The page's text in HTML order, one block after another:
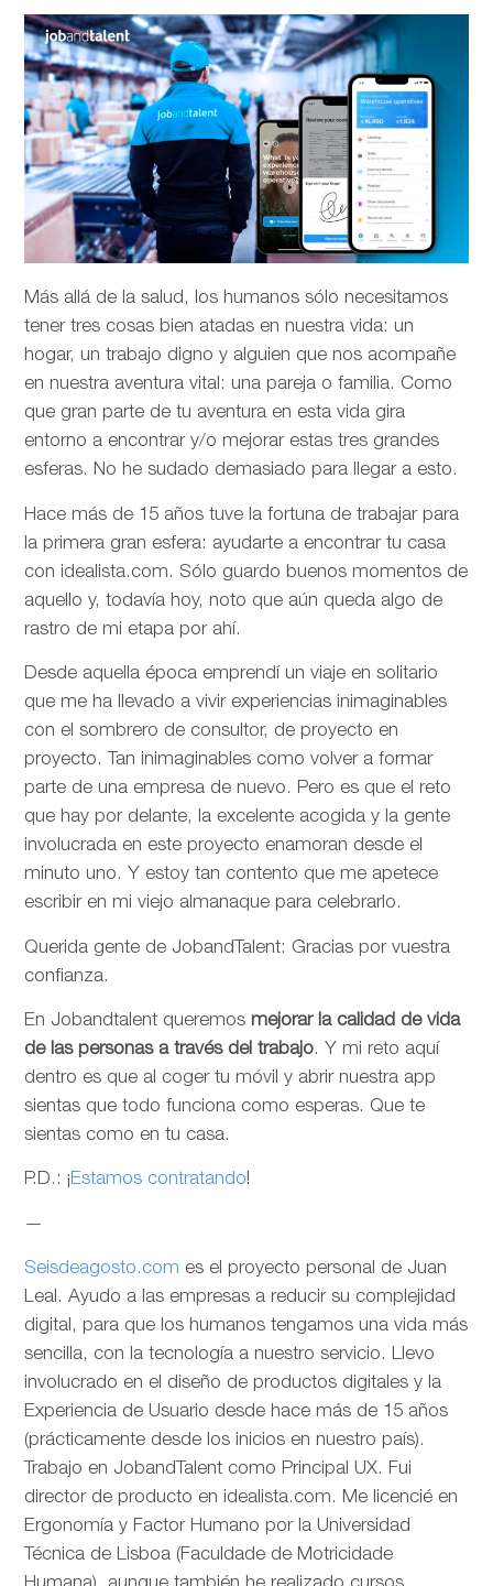
Más allá de la salud, los humanos sólo necesitamos
tener tres cosas bien atadas en nuestra vida: un
hogar, un trabajo digno y alguien que nos acompañe
en nuestra aventura vital: una pareja o familia. Como
que gran parte de tu aventura en esta vida gira
entorno a encontrar y/o mejorar estas tres grandes
esferas. No he sudado demasiado para llegar a esto.
Hace más de 15 años tuve la fortuna de trabajar para
la primera gran esfera: ayudarte a encontrar tu casa
con idealista.com. Sólo guardo buenos momentos de
aquello y, todavía hoy, noto que aún queda algo de
rastro de mi etapa por ahí.
Desde aquella época emprendí un viaje en solitario
que me ha llevado a vivir experiencias inimaginables
con el sombrero de consultor, de proyecto en
proyecto. Tan inimaginables como volver a formar
parte de una empresa de nuevo. Pero es que el reto
que hay por delante, la excelente acogida y la gente
involucrada en este proyecto enamoran desde el
minuto uno. Y estoy tan contento que me apetece
escribir en mi viejo almanaque para celebrarlo.
Querida gente de JobandTalent: Gracias por vuestra
confianza.
En Jobandtalent queremos mejorar la calidad de vida
de las personas a través del trabajo. Y mi reto aquí
dentro es que al coger tu móvil y abrir nuestra app
sientas que todo funciona como esperas. Que te
sientas como en tu casa.
P.D.: ¡Estamos contratando!
—
Seisdeagosto.com es el proyecto personal de Juan
Leal. Ayudo a las empresas a reducir su complejidad
digital, para que los humanos tengamos una vida más
sencilla, con la tecnología a nuestro servicio. Llevo
involucrado en el diseño de productos digitales y la
Experiencia de Usuario desde hace más de 15 años
(prácticamente desde los inicios en nuestro país).
Trabajo en JobandTalent como Principal UX. Fui
director de producto en idealista.com. Me licencié en
Ergonomía y Factor Humano por la Universidad
Técnica de Lisboa (Faculdade de Motricidade